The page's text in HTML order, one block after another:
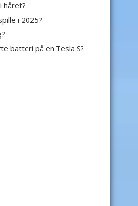
håret?
i 2025?
batteri på en Tesla S?